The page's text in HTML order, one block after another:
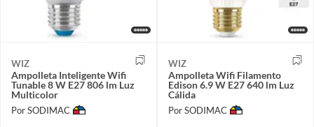
WIZ
Ampolleta Inteligente Wifi
Tunable 8 W E27 806 lm Luz
Multicolor
Por SODIMAC
WIZ
Ampolleta Wifi Filamento
Edison 6.9 W E27 640 lm Luz
Cálida
Por SODIMAC